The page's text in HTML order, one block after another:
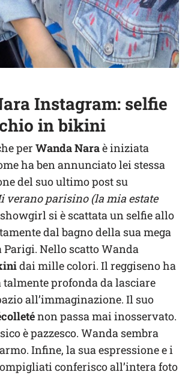
Instagram: selfie
in bikini
per Wanda Naraè iniziata
ha ben annunciato lei stessa
del suo ultimo post su
verano parisino (la mia estate
si è scattata un selfie allo
dal bagno della sua mega
Nello scatto Wanda
dai mille colori. Il reggiseno ha
profonda da lasciare
all’immaginazione. Il suo
non passa mai inosservato.
è pazzesco. Wanda sembra
Infine, la sua espressione e i
conferisco all’intera foto